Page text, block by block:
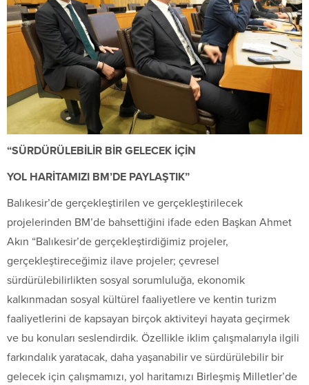
“SÜRDÜRÜLEBİLİR BİR GELECEK İÇİN
YOL HARİTAMIZI BM’DE PAYLAŞTIK”
Balıkesir’de gerçekleştirilen ve gerçekleştirilecek
projelerinden BM’de bahsettiğini ifade eden Başkan Ahmet
Akın “Balıkesir’de gerçekleştirdiğimiz projeler,
gerçekleştireceğimiz ilave projeler; çevresel
sürdürülebilirlikten sosyal sorumluluğa, ekonomik
kalkınmadan sosyal kültürel faaliyetlere ve kentin turizm
faaliyetlerini de kapsayan birçok aktiviteyi hayata geçirmek
ve bu konuları seslendirdik. Özellikle iklim çalışmalarıyla ilgili
farkındalık yaratacak, daha yaşanabilir ve sürdürülebilir bir
gelecek için çalışmamızı, yol haritamızı Birleşmiş Milletler’de